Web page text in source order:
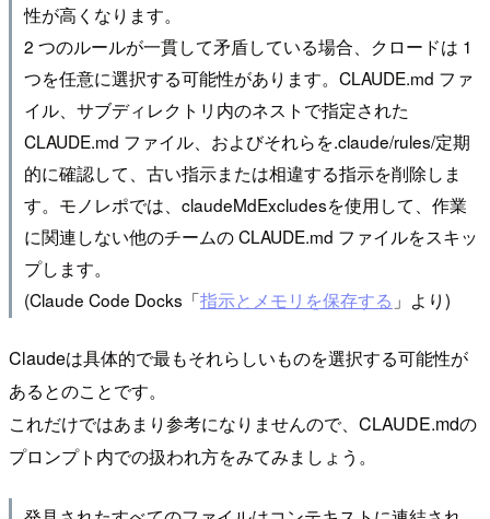
性が高くなります。
2 つのルールが一貫して矛盾している場合、クロードは 1
つを任意に選択する可能性があります。CLAUDE.md ファ
イル、サブディレクトリ内のネストで指定された
CLAUDE.md ファイル、およびそれらを.claude/rules/定期
的に確認して、古い指示または相違する指示を削除しま
す。モノレポでは、claudeMdExcludesを使用して、作業
に関連しない他のチームの CLAUDE.md ファイルをスキッ
プします。
(Claude Code Docks「指示とメモリを保存する 」より)
Claudeは具体的で最もそれらしいものを選択する可能性が
あるとのことです。
これだけではあまり参考になりませんので、CLAUDE.mdの
プロンプト内での扱われ方をみてみましょう。